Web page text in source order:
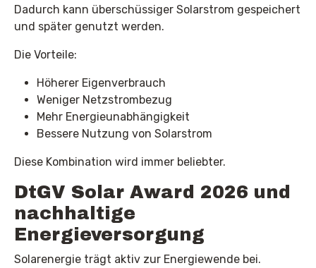
Dadurch kann überschüssiger Solarstrom gespeichert
und später genutzt werden.
Die Vorteile:
Höherer Eigenverbrauch
Weniger Netzstrombezug
Mehr Energieunabhängigkeit
Bessere Nutzung von Solarstrom
Diese Kombination wird immer beliebter.
DtGV Solar Award 2026 und
nachhaltige
Energieversorgung
Solarenergie trägt aktiv zur Energiewende bei.